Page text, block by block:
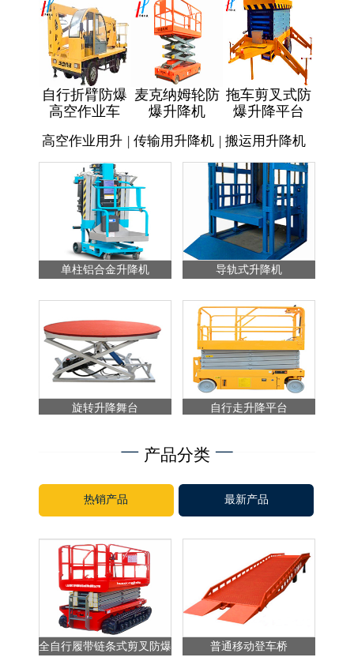
自行折臂防爆
高空作业车
麦克纳姆轮防
爆升降机
拖车剪叉式防
爆升降平台
高空作业用升 | 传输用升降机 | 搬运用升降机
单柱铝合金升降机 导轨式升降机
旋转升降舞台 自行走升降平台
产品分类
热销产品 最新产品
全自行履带链条式剪叉防爆
普通移动登车桥